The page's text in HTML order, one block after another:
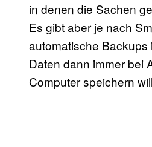
in denen die Sachen
Es gibt aber je nach
automatische Backups
Daten dann immer bei
Computer speichern